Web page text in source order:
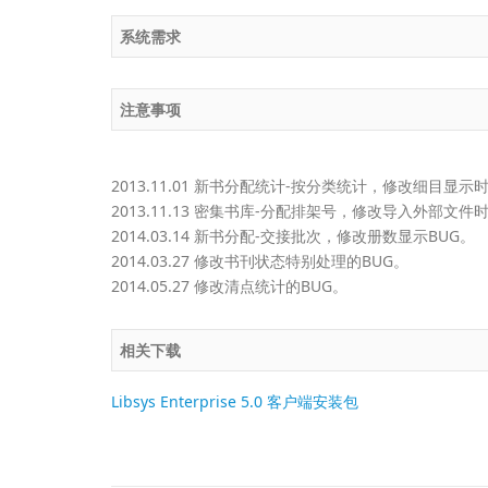
系统需求
注意事项
2013.11.01 新书分配统计-按分类统计，修改细目显示时
2013.11.13 密集书库-分配排架号，修改导入外部文件时
2014.03.14 新书分配-交接批次，修改册数显示BUG。
2014.03.27 修改书刊状态特别处理的BUG。
2014.05.27 修改清点统计的BUG。
相关下载
Libsys Enterprise 5.0 客户端安装包